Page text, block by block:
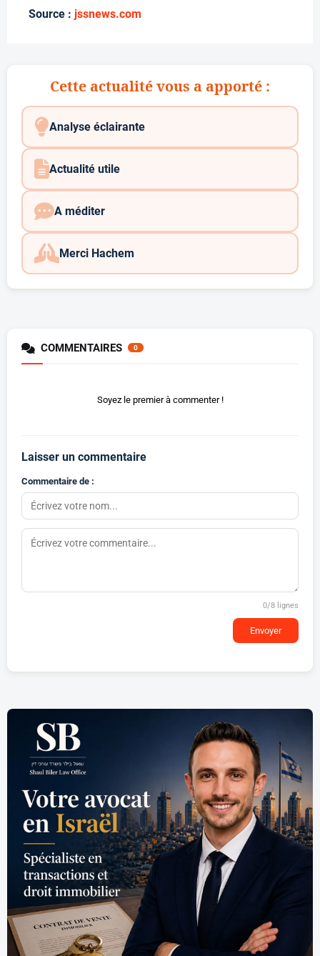
Source : jssnews.com
Cette actualité vous a apporté :
Analyse éclairante
Actualité utile
A méditer
Merci Hachem
COMMENTAIRES 0
Soyez le premier à commenter !
Laisser un commentaire
Commentaire de :
0/8 lignes
Envoyer